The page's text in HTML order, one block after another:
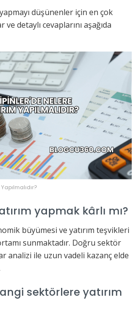
düşünenler için en çok
detaylı cevaplarını aşağıda
yapmak kârlı mı?
büyümesi ve yatırım teşvikleri
sunmaktadır. Doğru sektör
analizi ile uzun vadeli kazanç elde
sektörlere yatırım